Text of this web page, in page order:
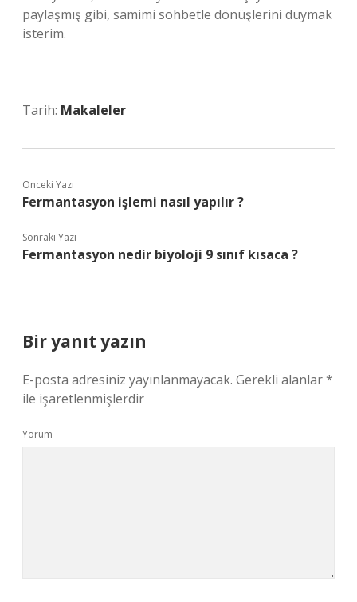
paylaşmış gibi, samimi sohbetle dönüşlerini duymak
isterim.
Tarih: Makaleler
Önceki Yazı
Fermantasyon işlemi nasıl yapılır ?
Sonraki Yazı
Fermantasyon nedir biyoloji 9 sınıf kısaca ?
Bir yanıt yazın
E-posta adresiniz yayınlanmayacak. Gerekli alanlar*
ile işaretlenmişlerdir
Yorum